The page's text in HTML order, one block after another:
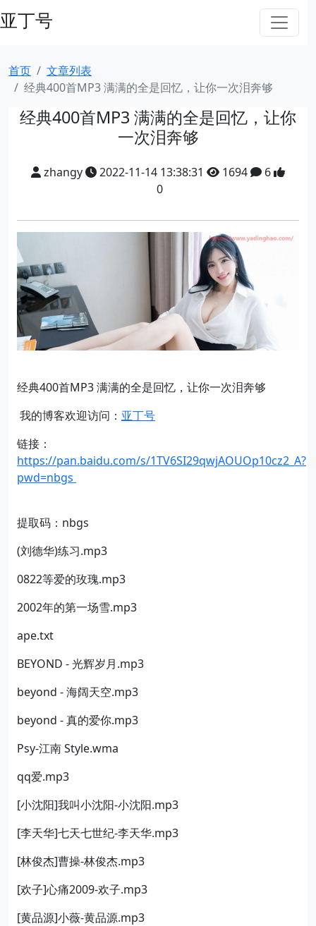
亚丁号
首页
文章列表
经典400首MP3 满满的全是回忆，让你一次泪奔够
经典400首MP3 满满的全是回忆，让你
一次泪奔够
zhangy 2022-11-14 13:38:31 1694
6
0
经典400首MP3 满满的全是回忆，让你一次泪奔够
我的博客欢迎访问： 亚丁号
链接：
https://pan.baidu.com/s/1TV6SI29qwjAOUOp10cz2_A?
pwd=nbgs
提取码：nbgs
(刘德华)练习.mp3
0822等爱的玫瑰.mp3
2002年的第一场雪.mp3
ape.txt
BEYOND - 光辉岁月.mp3
beyond - 海阔天空.mp3
beyond - 真的爱你.mp3
Psy-江南 Style.wma
qq爱.mp3
[小沈阳]我叫小沈阳-小沈阳.mp3
[李天华]七天七世纪-李天华.mp3
[林俊杰]曹操-林俊杰.mp3
[欢子]心痛2009-欢子.mp3
[黄品源]小薇-黄品源.mp3